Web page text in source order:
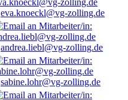
eva.knoeckl@vg-zolling.de
andrea.liebl@vg-zolling.de
sabine.lohr@vg-zolling.de